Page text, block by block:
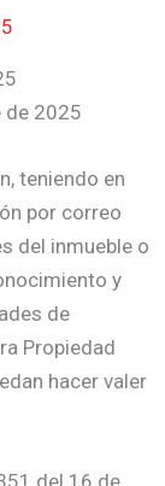
2025
teniendo en
por correo
del inmueble o
y
de
Propiedad
hacer valer
del 16 de